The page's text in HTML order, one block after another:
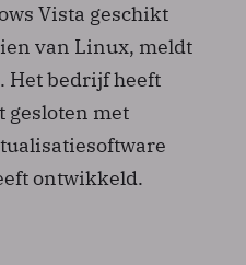
Vista geschikt
van Linux, meldt
Het bedrijf heeft
gesloten met
ontwikkeld.